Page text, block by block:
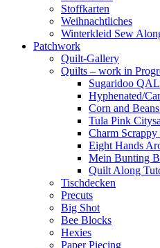
Stoffkarten
Weihnachtliches
Winterkleid Sew
Patchwork
Quilt-Gallery
Quilts – work in
Sugaridoo
Hyphenated/
Corn and
Tula Pink
Charm
Eight Hands
Mein Bunting
Quilt Along
Tischdecken
Precuts
Big Shot
Bee Blocks
Hexies
Paper Piecing